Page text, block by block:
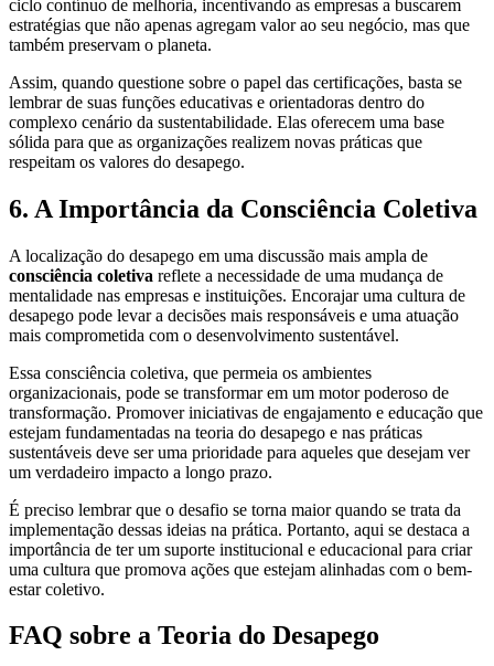
ciclo contínuo de melhoria, incentivando as empresas a buscarem
estratégias que não apenas agregam valor ao seu negócio, mas que
também preservam o planeta.
Assim, quando questione sobre o papel das certificações, basta se
lembrar de suas funções educativas e orientadoras dentro do
complexo cenário da sustentabilidade. Elas oferecem uma base
sólida para que as organizações realizem novas práticas que
respeitam os valores do desapego.
6. A Importância da Consciência Coletiva
A localização do desapego em uma discussão mais ampla de
consciência coletiva reflete a necessidade de uma mudança de
mentalidade nas empresas e instituições. Encorajar uma cultura de
desapego pode levar a decisões mais responsáveis e uma atuação
mais comprometida com o desenvolvimento sustentável.
Essa consciência coletiva, que permeia os ambientes
organizacionais, pode se transformar em um motor poderoso de
transformação. Promover iniciativas de engajamento e educação que
estejam fundamentadas na teoria do desapego e nas práticas
sustentáveis deve ser uma prioridade para aqueles que desejam ver
um verdadeiro impacto a longo prazo.
É preciso lembrar que o desafio se torna maior quando se trata da
implementação dessas ideias na prática. Portanto, aqui se destaca a
importância de ter um suporte institucional e educacional para criar
uma cultura que promova ações que estejam alinhadas com o bem-
estar coletivo.
FAQ sobre a Teoria do Desapego